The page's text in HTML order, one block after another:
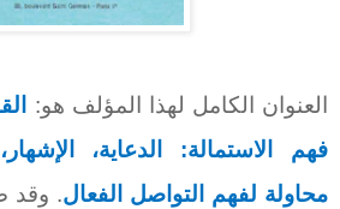
العنوان الكامل لهذا المؤلف هو:
فهم الاستمالة: الدعاية،
محاولة لفهم التواصل الفعال. وقد